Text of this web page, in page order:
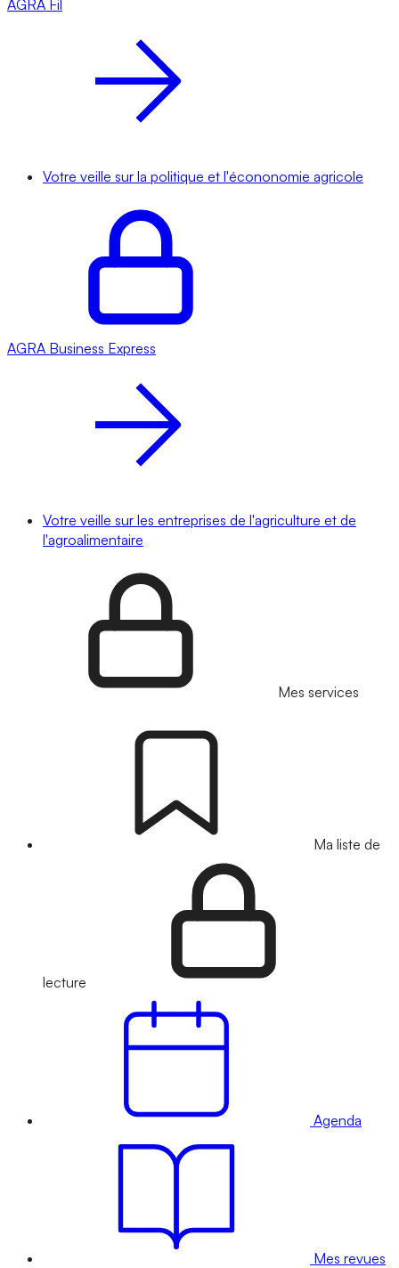
AGRA Fil
Votre veille sur la politique et l'écononomie agricole
AGRA Business Express
Votre veille sur les entreprises de l'agriculture et de
l'agroalimentaire
Mes services
Ma liste de
lecture
Agenda
Mes revues